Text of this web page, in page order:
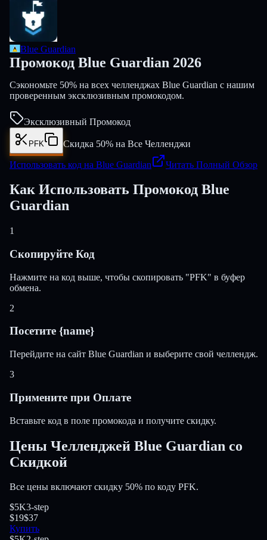
Blue Guardian
Промокод Blue Guardian 2026
Сэкономьте 50% на всех челленджах Blue Guardian с нашим
проверенным эксклюзивным промокодом.
Эксклюзивный Промокод
PFK Скидка 50% на Все Челленджи
Использовать код на Blue Guardian Читать Полный Обзор
Как Использовать Промокод Blue
Guardian
1
Скопируйте Код
Нажмите на код выше, чтобы скопировать "PFK" в буфер
обмена.
2
Посетите {name}
Перейдите на сайт Blue Guardian и выберите свой челлендж.
3
Примените при Оплате
Вставьте код в поле промокода и получите скидку.
Цены Челленджей Blue Guardian со
Скидкой
Все цены включают скидку 50% по коду PFK.
$5K3-step
$19$37
Купить